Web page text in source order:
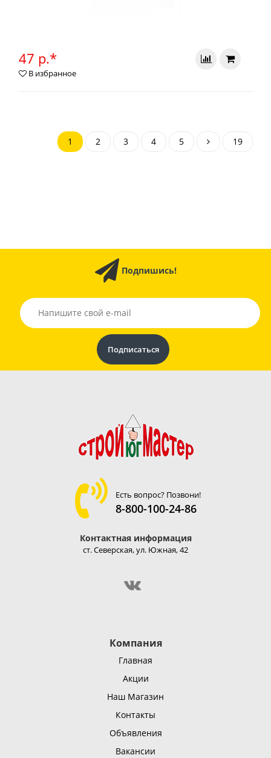
47 р.*
В избранное
1 2 3 4 5 19
Подпишись!
Есть вопрос? Позвони!
8-800-100-24-86
Контактная информация
ст. Северская, ул. Южная, 42
Компания
Главная
Акции
Наш Магазин
Контакты
Объявления
Вакансии